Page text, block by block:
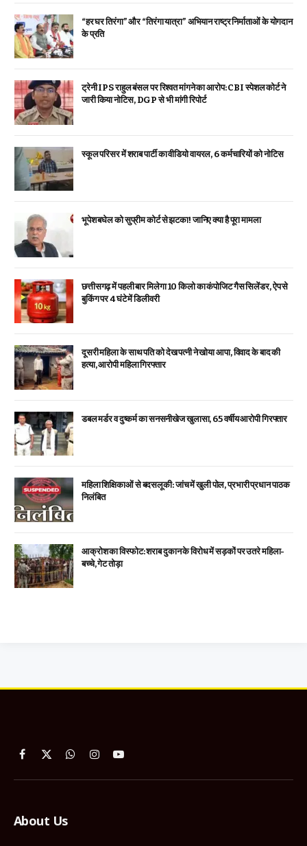
“हर घर तिरंगा” और “तिरंगा यात्रा” अभियान राष्ट्र निर्माताओं के योगदान
के प्रति
ट्रेनी IPS राहुल बंसल पर रिश्वत मांगने का आरोप: CBI स्पेशल कोर्ट ने
जारी किया नोटिस, DGP से भी मांगी रिपोर्ट
स्कूल परिसर में शराब पार्टी का वीडियो वायरल, 6 कर्मचारियों को नोटिस
भूपेश बघेल को सुप्रीम कोर्ट से झटका! जानिए क्या है पूरा मामला
छत्तीसगढ़ में पहली बार मिलेगा 10 किलो का कंपोजिट गैस सिलेंडर, ऐप से
बुकिंग पर 4 घंटे में डिलीवरी
दूसरी महिला के साथ पति को देख पत्नी ने खोया आपा, विवाद के बाद की
हत्या, आरोपी महिला गिरफ्तार
डबल मर्डर व दुष्कर्म का सनसनीखेज खुलासा, 65 वर्षीय आरोपी गिरफ्तार
महिला शिक्षिकाओं से बदसलूकी: जांच में खुली पोल, प्रभारी प्रधान पाठक
निलंबित
आक्रोश का विस्फोट: शराब दुकान के विरोध में सड़कों पर उतरे महिला-
बच्चे, गेट तोड़ा
Facebook
X
WhatsApp
InstagramYouTube
About Us